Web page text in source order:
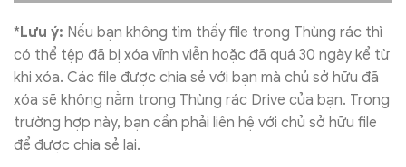
*Lưu ý: Nếu bạn không tìm thấy file trong Thùng rác thì
có thể tệp đã bị xóa vĩnh viễn hoặc đã quá 30 ngày kể từ
khi xóa. Các file được chia sẻ với bạn mà chủ sở hữu đã
xóa sẽ không nằm trong Thùng rác Drive của bạn. Trong
trường hợp này, bạn cần phải liên hệ với chủ sở hữu file
để được chia sẻ lại.